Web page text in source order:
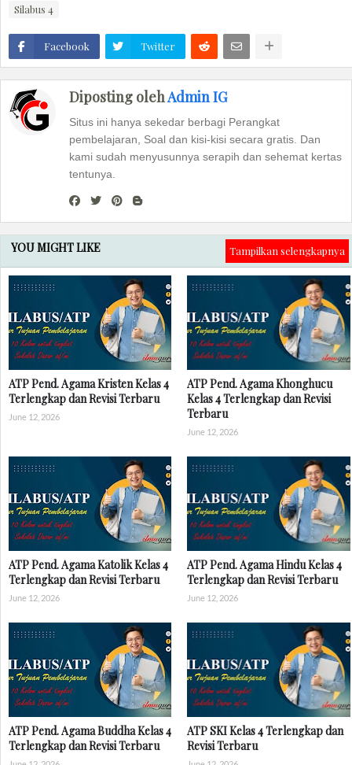
Silabus 4
Facebook Twitter
Diposting olehAdmin IG
Situs ini hanya sekedar berbagi Perangkat
pembelajaran, Soal dan kisi-kisi secara gratis. Dan
kami sudah menyusunnya serapih dan sehemat kertas
tentunya.
YOU MIGHT LIKE Tampilkan selengkapnya
ATP Pend. Agama Kristen Kelas 4
Terlengkap dan Revisi Terbaru
June 12, 2026
ATP Pend. Agama Khonghucu
Kelas 4 Terlengkap dan Revisi
Terbaru
June 12, 2026
ATP Pend. Agama Katolik Kelas 4
Terlengkap dan Revisi Terbaru
June 12, 2026
ATP Pend. Agama Hindu Kelas 4
Terlengkap dan Revisi Terbaru
June 12, 2026
ATP Pend. Agama Buddha Kelas 4
Terlengkap dan Revisi Terbaru
ATP SKI Kelas 4 Terlengkap dan
Revisi Terbaru